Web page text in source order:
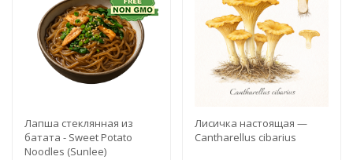
Лапша стеклянная из
батата - Sweet Potato
Noodles (Sunlee)
Лисичка настоящая —
Cantharellus cibarius